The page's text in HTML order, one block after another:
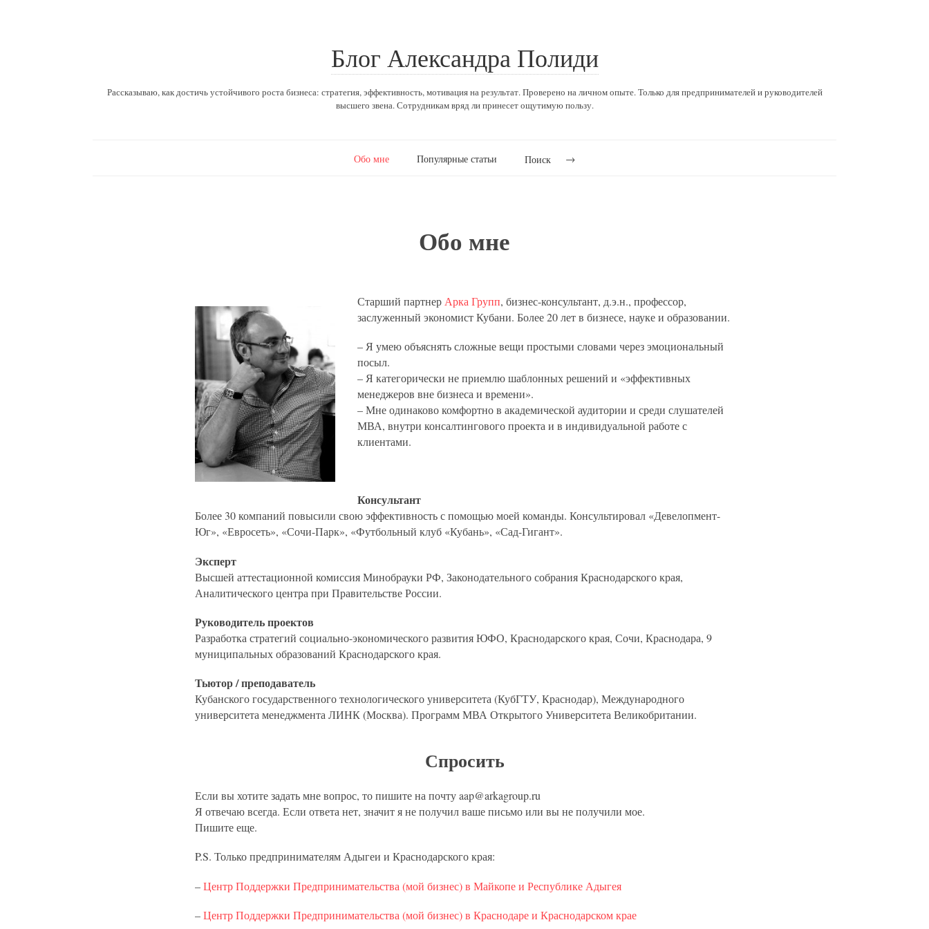
Блог Александра Полиди
Рассказываю, как достичь устойчивого роста бизнеса: стратегия, эффективность, мотивация на результат. Проверено на личном опыте. Только для предпринимателей и руководителей
высшего звена. Сотрудникам вряд ли принесет ощутимую пользу.
Обо мне Популярные статьи Поиск
Обо мне
Старший партнер Арка Групп, бизнес-консультант, д.э.н., профессор,
заслуженный экономист Кубани. Более 20 лет в бизнесе, науке и образовании.
– Я умею объяснять сложные вещи простыми словами через эмоциональный
посыл.
– Я категорически не приемлю шаблонных решений и «эффективных
менеджеров вне бизнеса и времени».
– Мне одинаково комфортно в академической аудитории и среди слушателей
МВА, внутри консалтингового проекта и в индивидуальной работе с
клиентами.
Консультант
Более 30 компаний повысили свою эффективность с помощью моей команды. Консультировал «Девелопмент-
Юг», «Евросеть», «Сочи-Парк», «Футбольный клуб «Кубань», «Сад-Гигант».
Эксперт
Высшей аттестационной комиссия Минобрауки РФ, Законодательного собрания Краснодарского края,
Аналитического центра при Правительстве России.
Руководитель проектов
Разработка стратегий социально-экономического развития ЮФО, Краснодарского края, Сочи, Краснодара, 9
муниципальных образований Краснодарского края.
Тьютор / преподаватель
Кубанского государственного технологического университета (КубГТУ, Краснодар), Международного
университета менеджмента ЛИНК (Москва). Программ МВА Открытого Университета Великобритании.
Спросить
Если вы хотите задать мне вопрос, то пишите на почту aap@arkagroup.ru
Я отвечаю всегда. Если ответа нет, значит я не получил ваше письмо или вы не получили мое.
Пишите еще.
P.S. Только предпринимателям Адыгеи и Краснодарского края:
–Центр Поддержки Предпринимательства (мой бизнес) в Майкопе и Республике Адыгея
–Центр Поддержки Предпринимательства (мой бизнес) в Краснодаре и Краснодарском крае